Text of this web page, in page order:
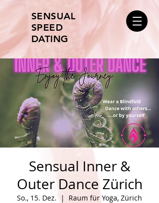
SENSUAL
SPEED
DATING
Sensual Inner &
Outer Dance Zürich
So., 15. Dez.
  |
Raum für Yoga, Zürich